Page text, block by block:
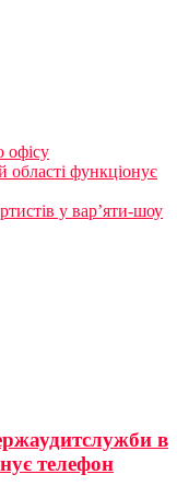
офісу
області функціонує
у вар’яти-шоу
в
телефон